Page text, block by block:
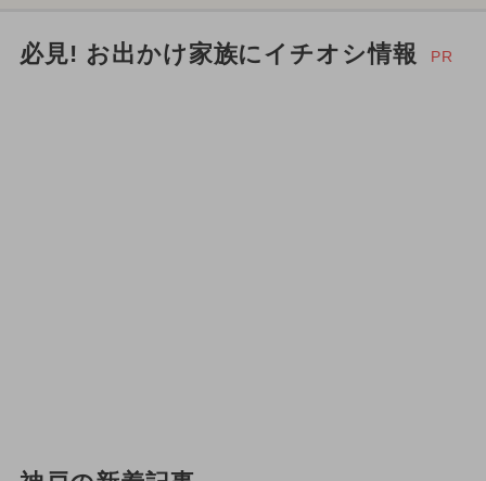
必見! お出かけ家族にイチオシ情報 PR